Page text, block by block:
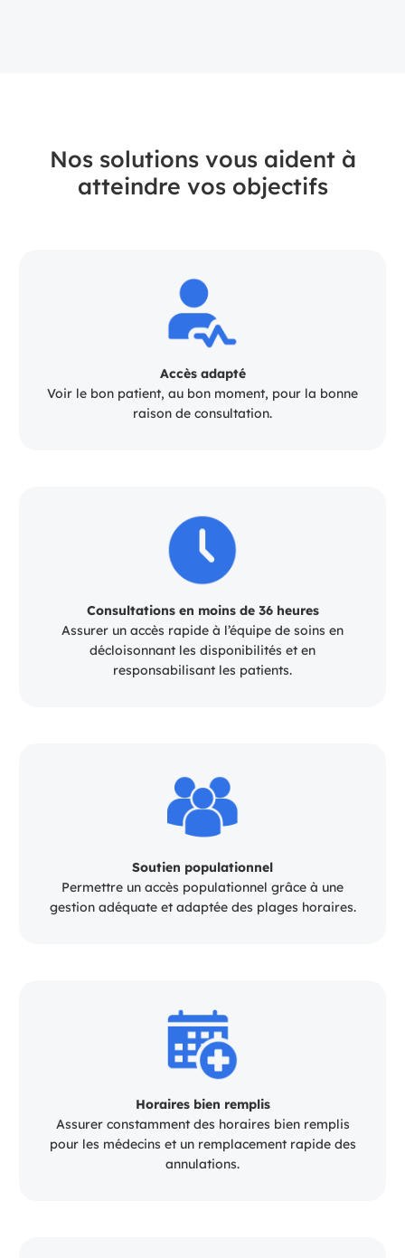
Nos solutions vous aident à
atteindre vos objectifs
Accès adapté
Voir le bon patient, au bon moment, pour la bonne
raison de consultation.
Consultations en moins de 36 heures
Assurer un accès rapide à l’équipe de soins en
décloisonnant les disponibilités et en
responsabilisant les patients.
Soutien populationnel
Permettre un accès populationnel grâce à une
gestion adéquate et adaptée des plages horaires.
Horaires bien remplis
Assurer constamment des horaires bien remplis
pour les médecins et un remplacement rapide des
annulations.